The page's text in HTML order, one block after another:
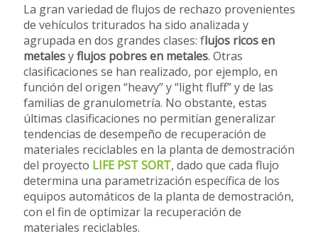
La gran variedad de flujos de rechazo provenientes
de vehículos triturados ha sido analizada y
agrupada en dos grandes clases: flujos ricos en
metalesyflujos pobres en metales. Otras
clasificaciones se han realizado, por ejemplo, en
función del origen “heavy” y “light fluff” y de las
familias de granulometría. No obstante, estas
últimas clasificaciones no permitían generalizar
tendencias de desempeño de recuperación de
materiales reciclables en la planta de demostración
del proyecto LIFE PST SORT, dado que cada flujo
determina una parametrización específica de los
equipos automáticos de la planta de demostración,
con el fin de optimizar la recuperación de
materiales reciclables.